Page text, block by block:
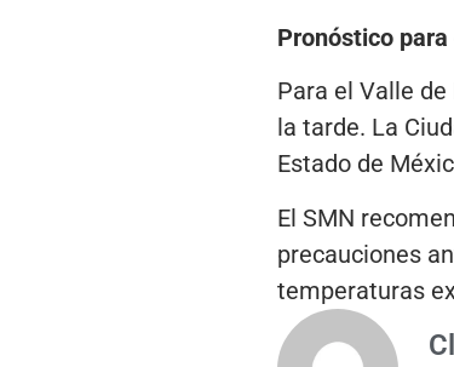
Pronóstico
Para el Valle
la tarde. La
Estado de
El SMN
precauciones
temperaturas